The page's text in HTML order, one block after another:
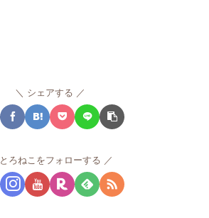
シェアする
とろねこをフォローする